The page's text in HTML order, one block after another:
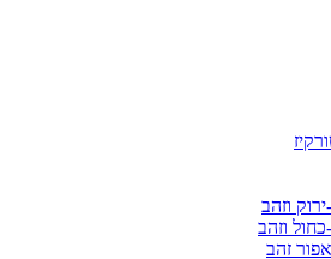
וזהב
וזהב
זהב